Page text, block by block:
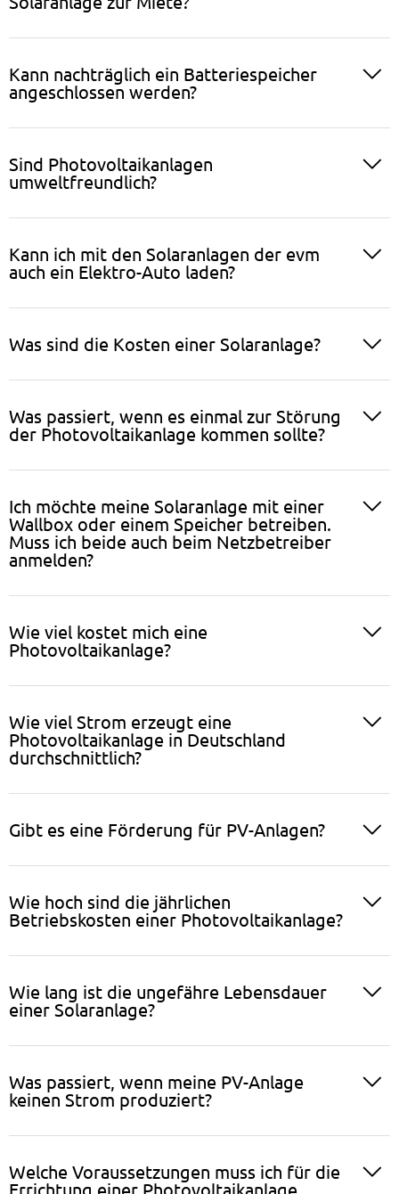
Kann nachträglich ein Batteriespeicher
angeschlossen werden?
Sind Photovoltaikanlagen
umweltfreundlich?
Kann ich mit den Solaranlagen der evm
auch ein Elektro-Auto laden?
Was sind die Kosten einer Solaranlage?
Was passiert, wenn es einmal zur Störung
der Photovoltaikanlage kommen sollte?
Ich möchte meine Solaranlage mit einer
Wallbox oder einem Speicher betreiben.
Muss ich beide auch beim Netzbetreiber
anmelden?
Wie viel kostet mich eine
Photovoltaikanlage?
Wie viel Strom erzeugt eine
Photovoltaikanlage in Deutschland
durchschnittlich?
Gibt es eine Förderung für PV-Anlagen?
Wie hoch sind die jährlichen
Betriebskosten einer Photovoltaikanlage?
Wie lang ist die ungefähre Lebensdauer
einer Solaranlage?
Was passiert, wenn meine PV-Anlage
keinen Strom produziert?
Welche Voraussetzungen muss ich für die
Errichtung einer Photovoltaikanlage